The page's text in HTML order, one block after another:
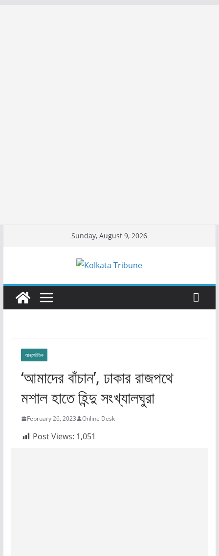
Sunday, August 9, 2026
আন্তর্জাতিক
‘আমাদের বাঁচান’, ঢাকার রাজপথে
মশাল হাতে হিন্দু সংখ্যালঘুরা
February 26, 2023 Online Desk
Post Views: 1,051